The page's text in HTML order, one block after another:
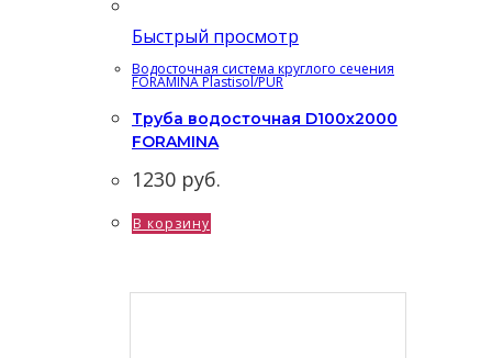
Быстрый просмотр
Водосточная система круглого сечения
FORAMINA Plastisol/PUR
Труба водосточная D100х2000
FORAMINA
1230 руб.
В корзину